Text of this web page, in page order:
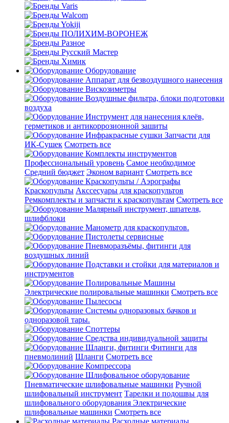
Varis
Walcom
Yokiji
ПОЛИХИМ-ВОРОНЕЖ
Разное
Русский Мастер
Химик
Оборудование
Аппарат для безвоздушного нанесения
Вискозиметры
Воздушные фильтра, блоки подготовки
воздуха
Инструмент для нанесения клеёв,
герметиков и антикоррозионной зашиты
Инфракрасные сушки Запчасти для
ИК-Сушек Смотреть все
Комплекты инструментов
Профессиональный уровень Самое необходимое
Средний бюджет Эконом вариант Смотреть все
Краскопульты / Аэрографы
Краскопульты Акссесуары для краскопультов
Ремкомплекты и запчасти к краскопультам Смотреть все
Малярный инструмент, шпателя,
шлифблоки
Манометр для краскопультов.
Пистолеты сервисные
Пневморазъёмы, фитинги для
воздушных линий
Подставки и стойки для материалов и
инструментов
Полировальные Машины
Электрические полировальные машинки Смотреть все
Пылесосы
Системы одноразовых бачков и
одноразовой тары.
Споттеры
Средства индивидуальной защиты
Шланги, фитинги Фитинги для
пневмолиний Шланги Смотреть все
Компрессора
Шлифовальное оборудование
Пневматические шлифовальные машинки Ручной
шлифовальный инструмент Тарелки и подошвы для
шлифовального оборудования Электрические
шлифовальные машинки Смотреть все
Расходные материалы